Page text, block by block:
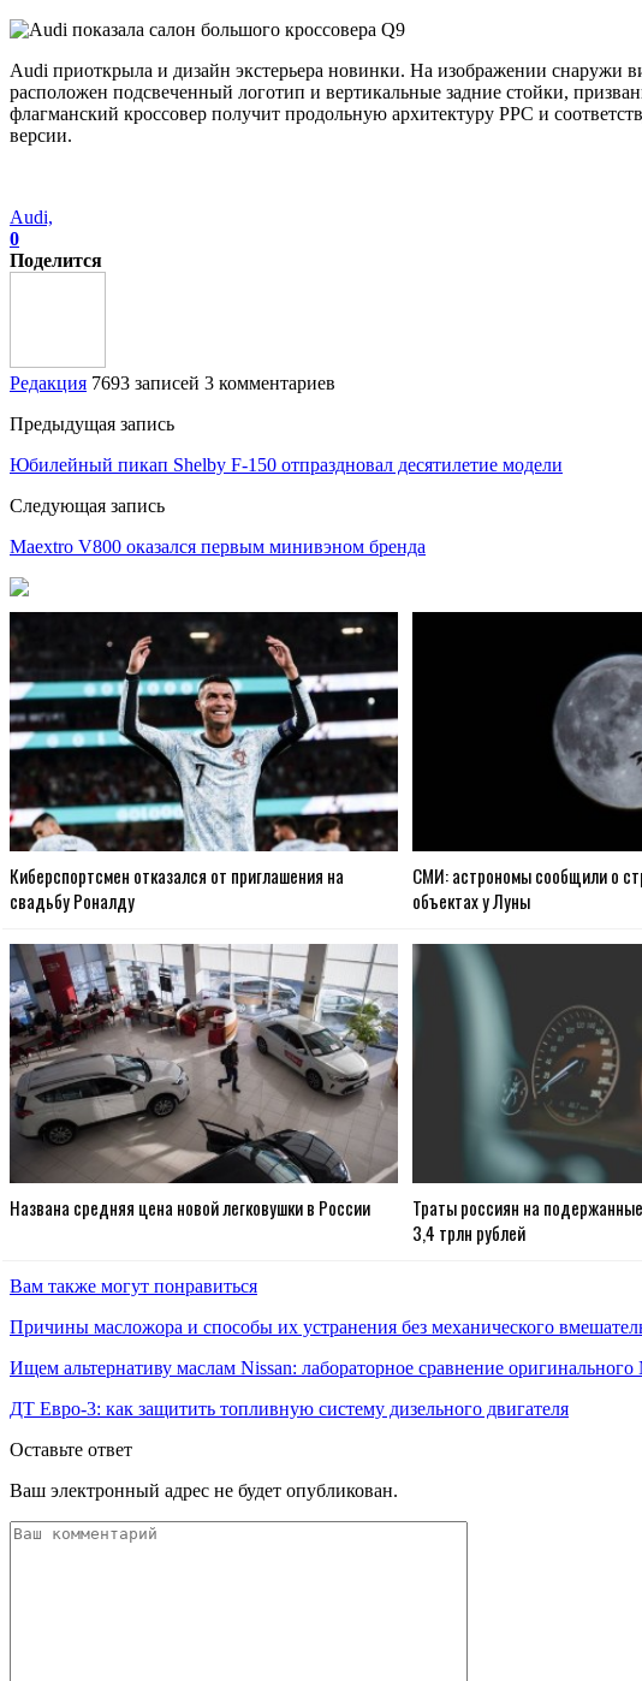
Audi приоткрыла и дизайн экстерьера новинки. На изображении
расположен подсвеченный логотип и вертикальные задние стойки,
флагманский кроссовер получит продольную архитектуру PPC и
версии.
Audi,
0
Поделится
Редакция 7693 записей 3 комментариев
Предыдущая запись
Юбилейный пикап Shelby F-150 отпраздновал десятилетие модели
Следующая запись
Maextro V800 оказался первым минивэном бренда
Киберспортсмен отказался от приглашения на
свадьбу Роналду
СМИ: астрономы сообщили о
объектах у Луны
Названа средняя цена новой легковушки в России
Траты россиян на
3,4 трлн рублей
Вам также могут понравиться
Причины масложора и способы их устранения без механического
Ищем альтернативу маслам Nissan: лабораторное сравнение
ДТ Евро-3: как защитить топливную систему дизельного двигателя
Оставьте ответ
Ваш электронный адрес не будет опубликован.